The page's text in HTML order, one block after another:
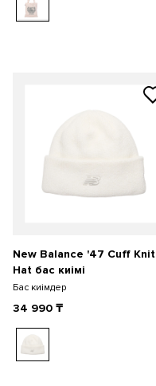
New Balance '47 Cuff Knit
Hat бас киімі
Бас киімдер
34 990 ₸